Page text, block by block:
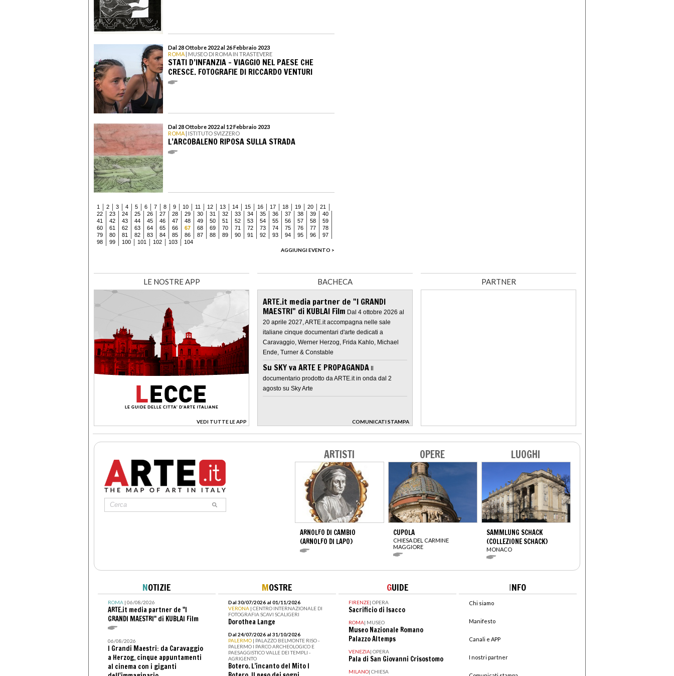
Dal 28 Ottobre 2022 al 26 Febbraio 2023
ROMA | MUSEO DI ROMA IN TRASTEVERE
STATI D’INFANZIA - VIAGGIO NEL PAESE CHE
CRESCE. FOTOGRAFIE DI RICCARDO VENTURI
Dal 28 Ottobre 2022 al 12 Febbraio 2023
ROMA | ISTITUTO SVIZZERO
L’ARCOBALENO RIPOSA SULLA STRADA
1 2 3 4 5 6 7 8 9 10 11 12 13 14 15 16 17 18 19 20
21
22
23 24 25 26 27 28 29 30 31 32 33 34 35 36 37 38 39
40
41
42 43 44 45 46 47 48 49 50 51 52 53 54 55 56 57 58
59
60
61 62 63 64 65 66 67 68 69 70 71 72 73 74 75 76 77
78
79
80 81 82 83 84 85 86 87 88 89 90 91 92 93 94 95 96
97
98
99 100 101 102 103
104
AGGIUNGI EVENTO >
LE NOSTRE APP
VEDI TUTTE LE APP
>
BACHECA
ARTE.it media partner de "I GRANDI
MAESTRI" di KUBLAI Film Dal 4 ottobre 2026 al
20 aprile 2027, ARTE.it accompagna nelle sale
italiane cinque documentari d'arte dedicati a
Caravaggio, Werner Herzog, Frida Kahlo, Michael
Ende, Turner & Constable
Su SKY va ARTE E PROPAGANDA Il
documentario prodotto da ARTE.it in onda dal 2
agosto su Sky Arte
COMUNICATI STAMPA
>
PARTNER
ARTISTI
ARNOLFO DI CAMBIO
(ARNOLFO DI LAPO)
OPERE
CUPOLA
CHIESA DEL CARMINE
MAGGIORE
LUOGHI
SAMMLUNG SCHACK
(COLLEZIONE SCHACK)
MONACO
NOTIZIE
ROMA| 06/08/2026
ARTE.it media partner de "I
GRANDI MAESTRI" di KUBLAI Film
06/08/2026
I Grandi Maestri: da Caravaggio
a Herzog, cinque appuntamenti
al cinema con i giganti
MOSTRE
Dal 30/07/2026 al 01/11/2026
VERONA | CENTRO INTERNAZIONALE DI
FOTOGRAFIA SCAVI SCALIGERI
Dorothea Lange
Dal 24/07/2026 al 31/10/2026
PALERMO | PALAZZO BELMONTE RISO -
PALERMO I PARCO ARCHEOLOGICO E
PAESAGGISTICO VALLE DEI TEMPLI -
AGRIGENTO
Botero. L’incanto del Mito I
GUIDE
FIRENZE| OPERA
Sacrificio di Isacco
ROMA| MUSEO
Museo Nazionale Romano
Palazzo Altemps
VENEZIA| OPERA
Pala di San Giovanni Crisostomo
MILANO| CHIESA
INFO
Chi siamo
Manifesto
Canali e APP
I nostri partner